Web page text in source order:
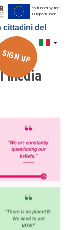
cittadini del
SIGN UP
co-funded by the
European Union
media